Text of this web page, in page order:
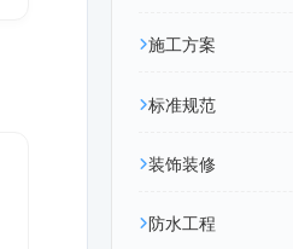
施工方案
标准规范
装饰装修
防水工程